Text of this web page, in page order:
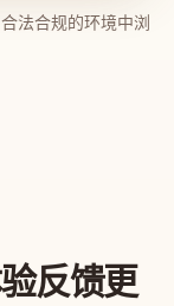
法合规的环境中浏
反馈更